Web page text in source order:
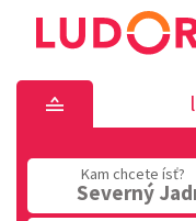
Kam chcete ísť?
Severný